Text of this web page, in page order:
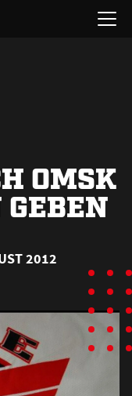
Menü
öffnen
OMSK
GEBEN
2012